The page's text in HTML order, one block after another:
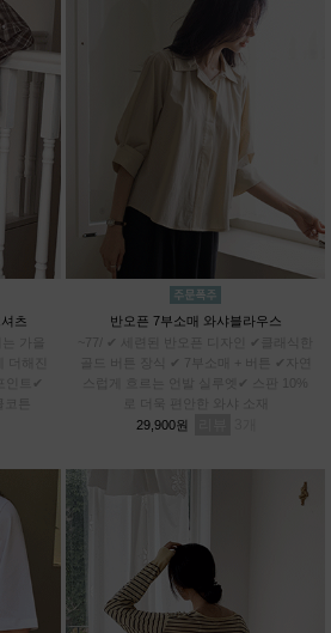
츠
가을
더해진
인트✔
튼
반오픈 7부소매 와샤블라우스
~77/ ✔ 세련된 반오픈 디자인 ✔클래식한
골드 버튼 장식 ✔ 7부소매 + 버튼 ✔자연
스럽게 흐르는 언발 실루엣✔ 스판 10%
로 더욱 편안한 와샤 소재
29,900원